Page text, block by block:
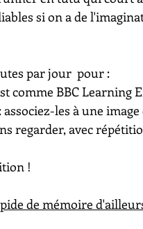
si on a de
par jour  pour :
comme BBC Learning
les à une
regarder, avec
!
de mémoire